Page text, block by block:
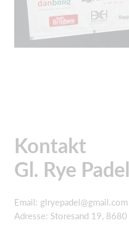
Kontakt
Gl. Rye
Email: glryepadel@gmail.com
Adresse: Storesand 19, 8680